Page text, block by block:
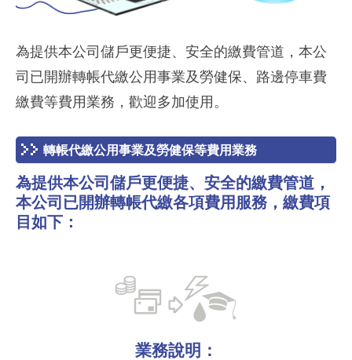
為提供本公司儲戶更便捷、安全的繳費管道，本公
司已開辦轉帳代繳公用事業及勞健保、路邊停車費
繳費等費用業務，歡迎多加使用。
轉帳代繳公用事業及勞健保等費用業務
為提供本公司儲戶更便捷、安全的繳費管道，
本公司已開辦轉帳代繳各項費用服務，繳費項
目如下：
業務說明：